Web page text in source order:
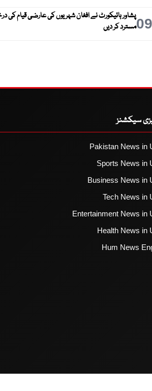
09پشاور ہائیکورٹ نے افغان شہریوں کی عارضی قیام کی
مسترد کر دیں
سیکشنز
Pakistan News in
Sports News in
Business News in
Tech News in
Entertainment News in
Health News in
Hum News